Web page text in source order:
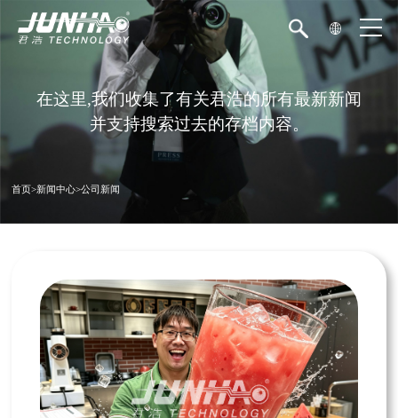
在这里,我们收集了有关君浩的所有最新新闻
并支持搜索过去的存档内容。
首页>新闻中心>公司新闻